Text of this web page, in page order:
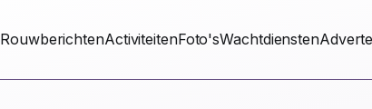
RouwberichtenActiviteitenFoto'sWachtdiensten